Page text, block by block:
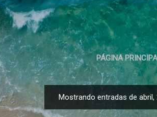
PÁGINA
n
Mostrando entradas de abril,